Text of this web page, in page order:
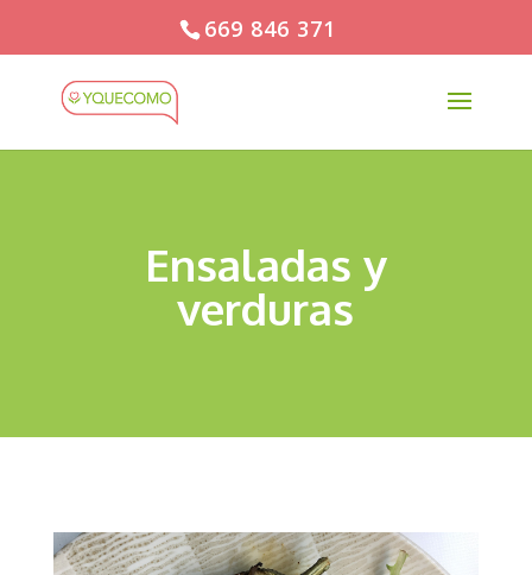
669 846 371
Ensaladas y
verduras